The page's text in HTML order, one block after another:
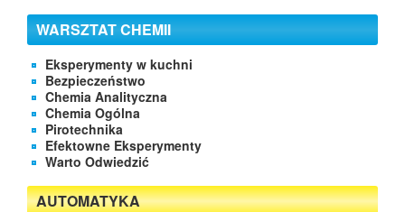
WARSZTAT CHEMII
Eksperymenty w kuchni
Bezpieczeństwo
Chemia Analityczna
Chemia Ogólna
Pirotechnika
Efektowne Eksperymenty
Warto Odwiedzić
AUTOMATYKA